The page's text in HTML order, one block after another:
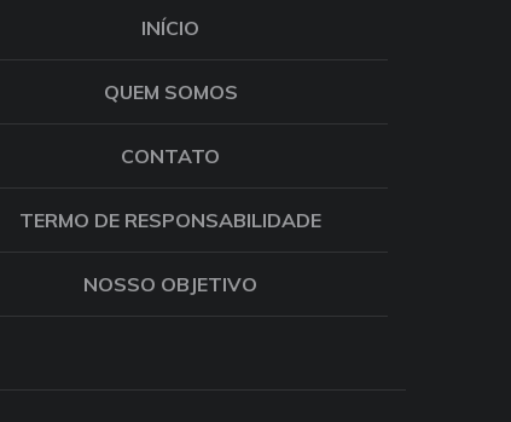
INÍCIO
QUEM SOMOS
CONTATO
TERMO DE RESPONSABILIDADE
NOSSO OBJETIVO